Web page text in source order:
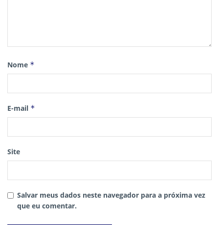
Nome *
E-mail *
Site
Salvar meus dados neste navegador para a próxima vez
que eu comentar.